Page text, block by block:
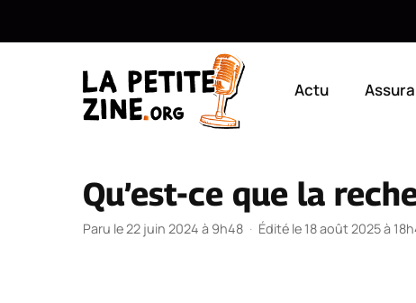
Actu
Qu’est-ce que la
Paru le 22 juin 2024 à 9h48 · Édité le 18 août 2025 à